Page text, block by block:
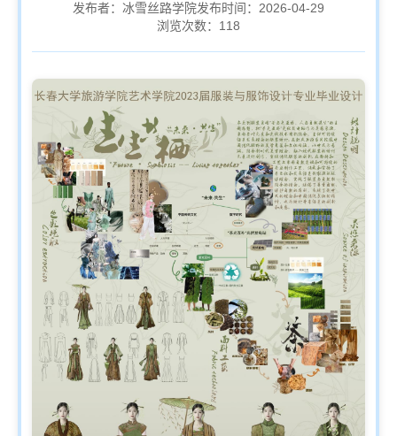
发布者：冰雪丝路学院发布时间：2026-04-29
浏览次数： 118